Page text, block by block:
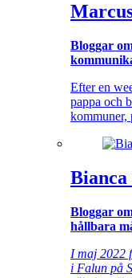
Bloggar
Efter en
pappa och
kommuner,
Bloggar
hållbara
I maj 2022
i Falun på